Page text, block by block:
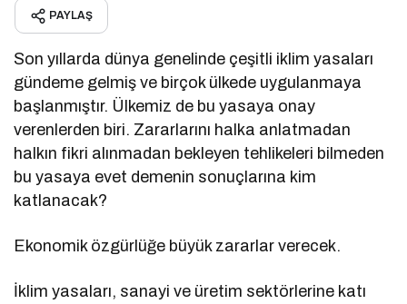
PAYLAŞ
Son yıllarda dünya genelinde çeşitli iklim yasaları
gündeme gelmiş ve birçok ülkede uygulanmaya
başlanmıştır. Ülkemiz de bu yasaya onay
verenlerden biri. Zararlarını halka anlatmadan
halkın fikri alınmadan bekleyen tehlikeleri bilmeden
bu yasaya evet demenin sonuçlarına kim
katlanacak?
Ekonomik özgürlüğe büyük zararlar verecek.
İklim yasaları, sanayi ve üretim sektörlerine katı